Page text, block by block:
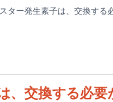
ター発生素子は、交換する
交換する必要